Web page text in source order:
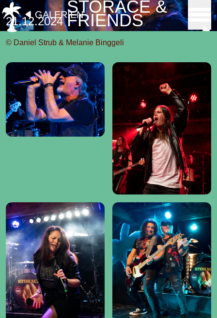
GALERIEN
21.12.2024
STORACE &
FRIENDS
© Daniel Strub & Melanie Binggeli